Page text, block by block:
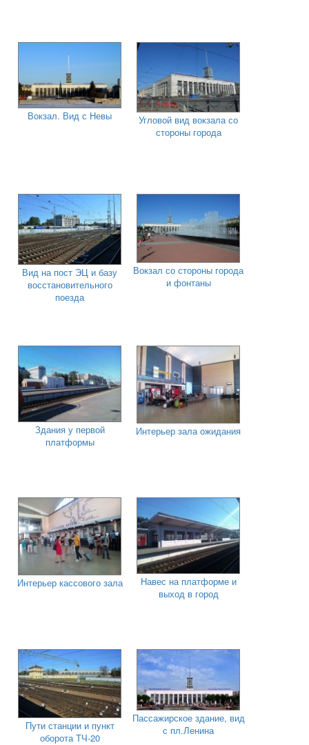
Вокзал. Вид с Невы
Угловой вид вокзала со
стороны города
Вид на пост ЭЦ и базу
восстановительного
поезда
Вокзал со стороны города
и фонтаны
Здания у первой
платформы
Интерьер зала ожидания
Интерьер кассового зала
Навес на платформе и
выход в город
Пути станции и пункт
оборота ТЧ-20
Пассажирское здание, вид
с пл.Ленина